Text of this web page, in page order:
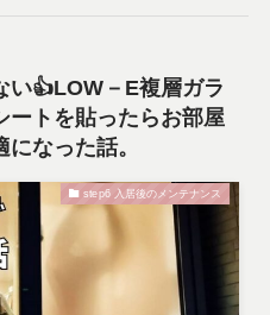
い👍LOW－E複層ガラ
ートを貼ったらお部屋
なった話。
step6 入居後のメンテナンス